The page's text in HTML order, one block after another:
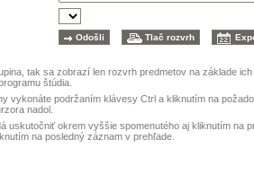
tak sa zobrazí len rozvrh predmetov na základe
štúdia.
vykonáte podržaním klávesy Ctrl a kliknutím na
nadol.
uskutočniť okrem vyššie spomenutého aj kliknutím na
na posledný záznam v prehľade.